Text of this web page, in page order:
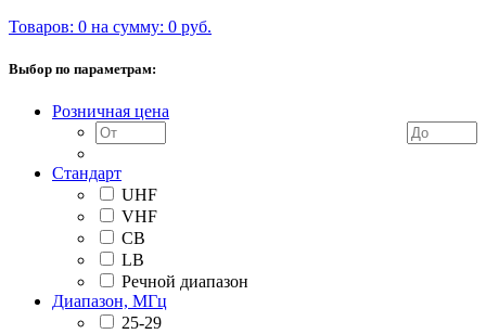
Товаров: 0 на сумму: 0 руб.
Выбор по параметрам:
Розничная цена
Стандарт
UHF
VHF
CB
LB
Речной диапазон
Диапазон, МГц
25-29